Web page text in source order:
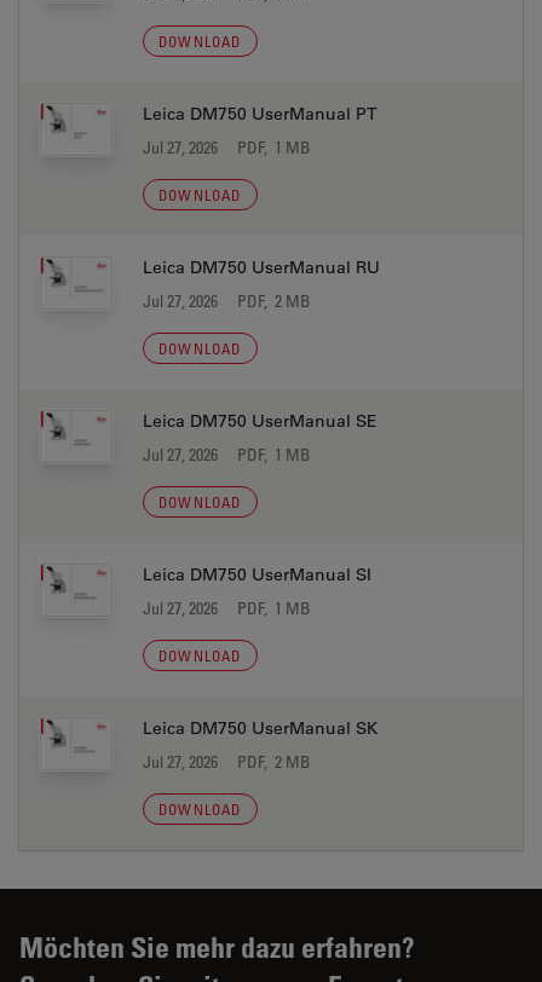
DOWNLOAD
Leica DM750 UserManual PT
Jul 27, 2026 PDF, 1 MB
DOWNLOAD
Leica DM750 UserManual RU
Jul 27, 2026 PDF, 2 MB
DOWNLOAD
Leica DM750 UserManual SE
Jul 27, 2026 PDF, 1 MB
DOWNLOAD
Leica DM750 UserManual SI
Jul 27, 2026 PDF, 1 MB
DOWNLOAD
Leica DM750 UserManual SK
Jul 27, 2026 PDF, 2 MB
DOWNLOAD
Möchten Sie mehr dazu erfahren?